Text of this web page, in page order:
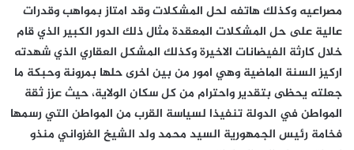
مصراعيه وكذلك هاتفه لحل المشكلات وقد امتاز بمواهب وقدرات
عالية على حل المشكلات المعقدة مثال ذلك الدور الكبير الذي قام
خلال كارثة الفيضانات الاخيرة وكذلك المشكل العقاري الذي شهدته
اركيز السنة الماضية وهي امور من بين اخرى حلها بمرونة وحبكة ما
جعلته يحظى بتقدير واحترام من كل سكان الولاية، حيث عزز ثقة
المواطن في الدولة تنفيذا لسياسة القرب من المواطن التي رسمها
فخامة رئيس الجمهورية السيد محمد ولد الشيخ الغزواني منذو